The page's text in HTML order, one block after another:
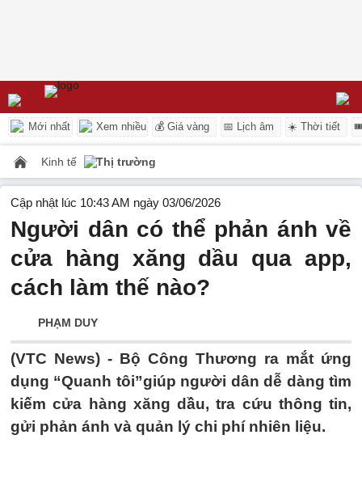
Mới nhất Xem nhiều 💰 Giá vàng 📅 Lịch âm ☀️ Thời tiết
Kinh tế Thị trường
Cập nhật lúc 10:43 AM ngày 03/06/2026
Người dân có thể phản ánh về
cửa hàng xăng dầu qua app,
cách làm thế nào?
PHẠM DUY
(VTC News) - Bộ Công Thương ra mắt ứng
dụng “Quanh tôi”giúp người dân dễ dàng tìm
kiếm cửa hàng xăng dầu, tra cứu thông tin,
gửi phản ánh và quản lý chi phí nhiên liệu.